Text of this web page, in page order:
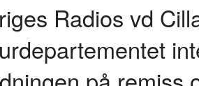
Radios vd